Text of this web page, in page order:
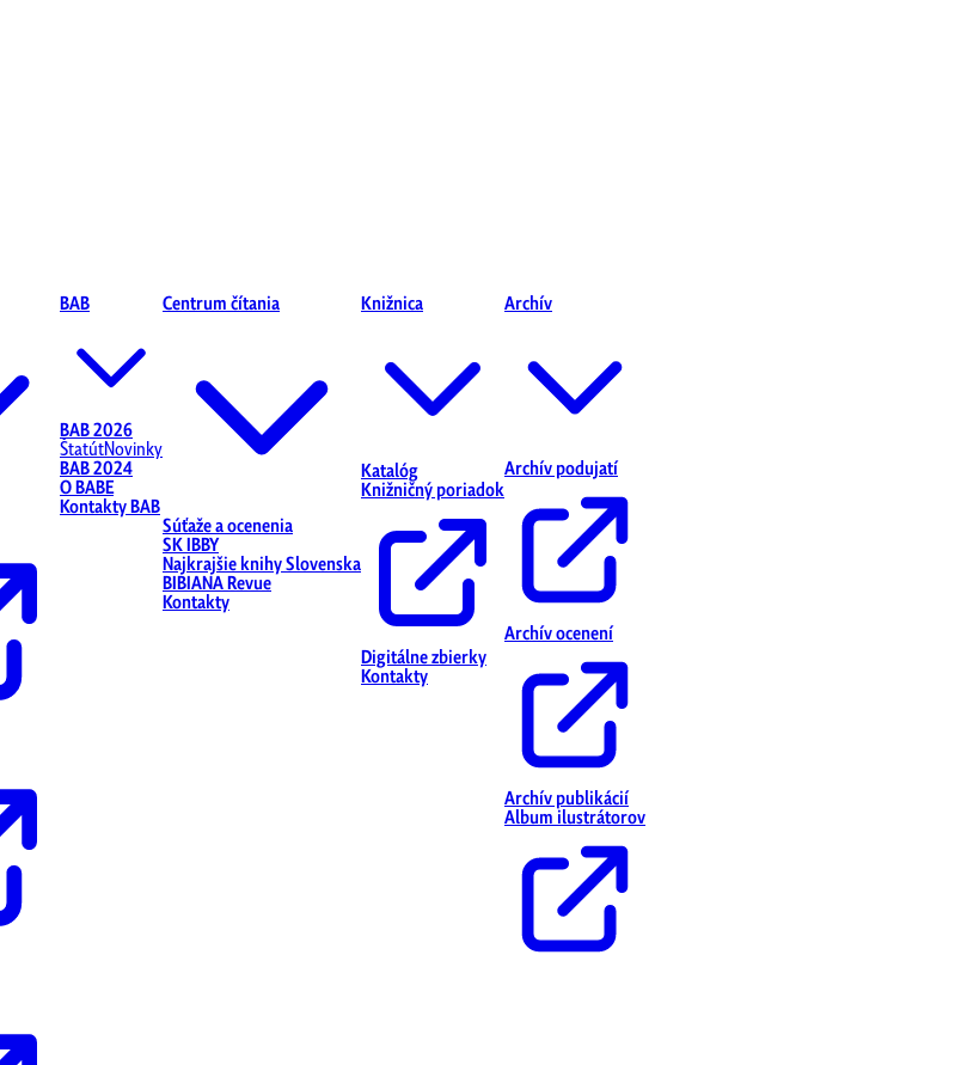
BAB
BAB 2026
ŠtatútNovinky
BAB 2024
O BABE
Kontakty BAB
Centrum čítania
Súťaže a ocenenia
SK IBBY
Najkrajšie knihy Slovenska
BIBIANA Revue
Kontakty
Knižnica
Katalóg
Knižničný poriadok
Digitálne zbierky
Kontakty
Archív
Archív podujatí
Archív ocenení
Archív publikácií
Album ilustrátorov